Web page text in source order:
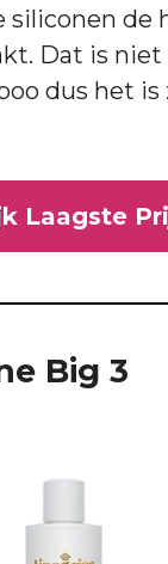
siliconen de
Dat is niet
dus het is
Laagste
Big 3